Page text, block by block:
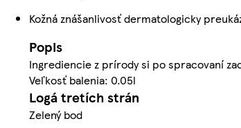
Kožná znášanlivosť dermatologicky
Popis
Ingrediencie z prírody si po spracovaní
Veľkosť balenia: 0.05l
Logá tretích strán
Zelený bod